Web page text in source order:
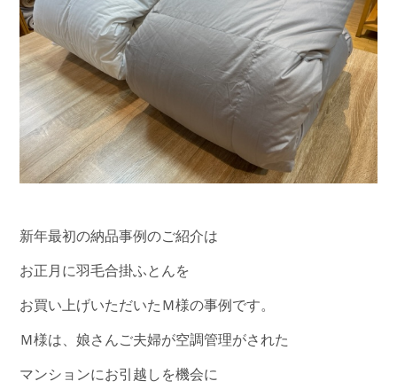
新年最初の納品事例のご紹介は
お正月に羽毛合掛ふとんを
お買い上げいただいたＭ様の事例です。
Ｍ様は、娘さんご夫婦が空調管理がされた
マンションにお引越しを機会に